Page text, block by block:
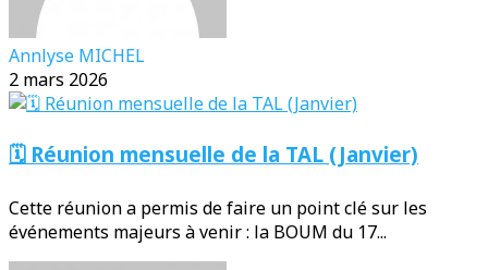
Annlyse MICHEL
2 mars 2026
🗓️ Réunion mensuelle de la TAL (Janvier)
Cette réunion a permis de faire un point clé sur les
événements majeurs à venir : la BOUM du 17...